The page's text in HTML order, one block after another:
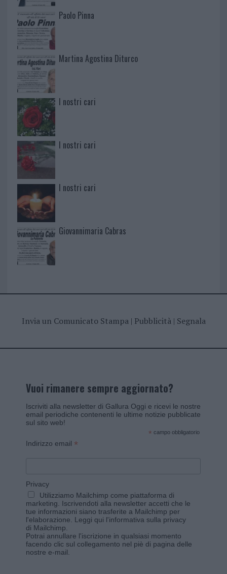
Paolo Pinna
Martina Agostina Diturco
I nostri cari
I nostri cari
I nostri cari
Giovannimaria Cabras
Invia un Comunicato Stampa| Pubblicità| Segnala
Vuoi rimanere sempre aggiornato?
Iscriviti alla newsletter di Gallura Oggi e ricevi le nostre
email periodiche contenenti le ultime notizie pubblicate
sul sito web!
* campo obbligatorio
Indirizzo email *
Privacy
Utilizziamo Mailchimp come piattaforma di
marketing. Iscrivendoti alla newsletter accetti che le
tue informazioni siano trasferite a Mailchimp per
l'elaborazione. Leggi qui l'informativa sulla privacy
di Mailchimp
Potrai annullare l'iscrizione in qualsiasi momento
facendo clic sul collegamento nel piè di pagina delle
nostre e-mail.